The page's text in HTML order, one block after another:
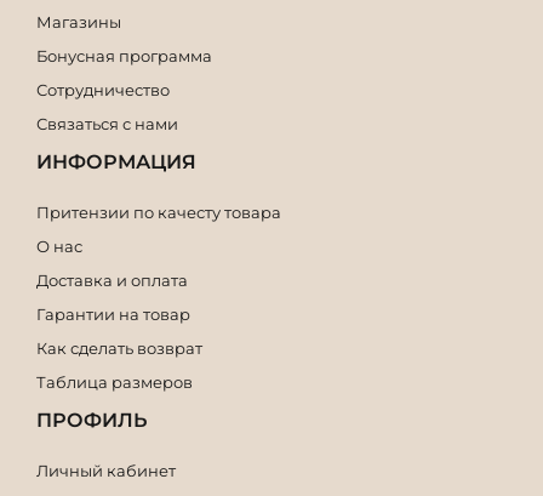
Магазины
Бонусная программа
Сотрудничество
Связаться с нами
ИНФОРМАЦИЯ
Притензии по качесту товара
О нас
Доставка и оплата
Гарантии на товар
Как сделать возврат
Таблица размеров
ПРОФИЛЬ
Личный кабинет